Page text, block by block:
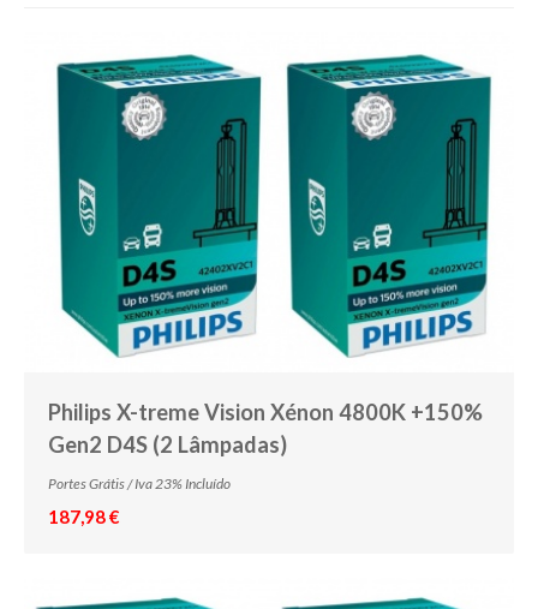
PY21W
R10W
RY10W
WY5W
C10W
H21W
P21/4W
WY21W
Philips X-treme Vision Xénon 4800K +150%
Gen2 D4S (2 Lâmpadas)
Portes Grátis / Iva 23% Incluído
187,98 €